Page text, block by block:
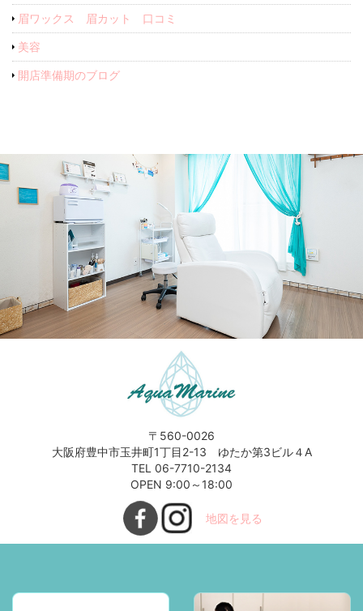
眉ワックス 眉カット 口コミ
美容
開店準備期のブログ
〒560-0026
大阪府豊中市玉井町1丁目2-13 ゆたか第3ビル４A
TEL 06-7710-2134
OPEN 9:00～18:00
地図を見る